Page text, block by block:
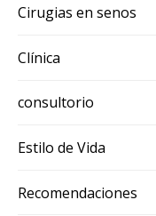
Cirugias en senos
Clínica
consultorio
Estilo de Vida
Recomendaciones